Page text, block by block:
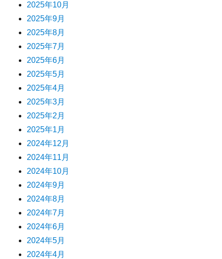
2025年10月
2025年9月
2025年8月
2025年7月
2025年6月
2025年5月
2025年4月
2025年3月
2025年2月
2025年1月
2024年12月
2024年11月
2024年10月
2024年9月
2024年8月
2024年7月
2024年6月
2024年5月
2024年4月